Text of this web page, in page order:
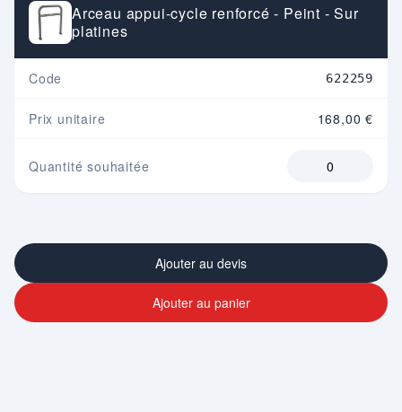
Arceau appui-cycle renforcé - Peint - Sur
platines
Code 622259
Prix unitaire 168,00 €
Quantité souhaitée
Ajouter au devis
Ajouter au panier